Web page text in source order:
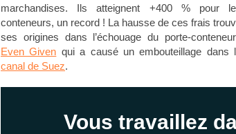
marchandises. Ils atteignent +400 % pour
conteneurs, un record ! La hausse de ces frais
ses origines dans l’échouage du porte-
Even Given qui a causé un embouteillage dans
canal de Suez.
Vous travaillez